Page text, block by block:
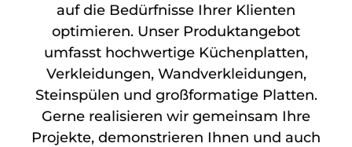
auf die Bedürfnisse Ihrer Klienten
optimieren. Unser Produktangebot
umfasst hochwertige Küchenplatten,
Verkleidungen, Wandverkleidungen,
Steinspülen und großformatige Platten.
Gerne realisieren wir gemeinsam Ihre
Projekte, demonstrieren Ihnen und auch